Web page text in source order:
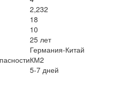
2,232
18
10
25 лет
Германия-Китай
КМ2
5-7 дней